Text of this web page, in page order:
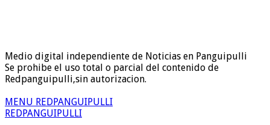
Medio digital independiente de Noticias en Panguipulli
Se prohibe el uso total o parcial del contenido de
Redpanguipulli,sin autorizacion.
MENU REDPANGUIPULLI
REDPANGUIPULLI